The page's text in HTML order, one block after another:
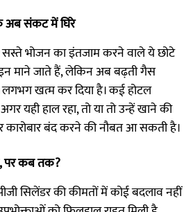
अब संकट में घिरे
भोजन का इंतजाम करने वाले ये छोटे
माने जाते हैं, लेकिन अब बढ़ती गैस
खत्म कर दिया है। कई होटल
यही हाल रहा, तो या तो उन्हें खाने की
कारोबार बंद करने की नौबत आ सकती है।
पर कब तक?
सिलेंडर की कीमतों में कोई बदलाव नहीं